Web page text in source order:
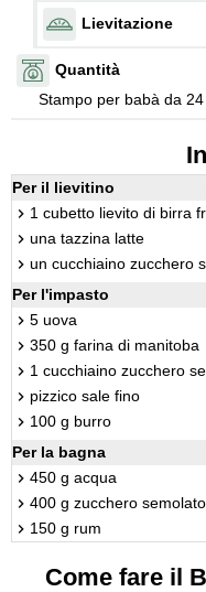
Lievitazione
Quantità
Stampo per babà da
Per il lievitino
1 cubetto lievito di birra
una tazzina latte
un cucchiaino zucchero
Per l'impasto
5 uova
350 g farina di manitoba
1 cucchiaino zucchero
pizzico sale fino
100 g burro
Per la bagna
450 g acqua
400 g zucchero semolato
150 g rum
Come fare il